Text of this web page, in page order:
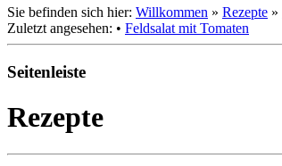
Sie befinden sich hier: Willkommen » Rezepte »
Zuletzt angesehen: • Feldsalat mit Tomaten
Seitenleiste
Rezepte